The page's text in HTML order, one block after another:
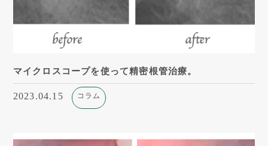
マイクロスコープを使って精密根管治療。
2023.04.15 コラム